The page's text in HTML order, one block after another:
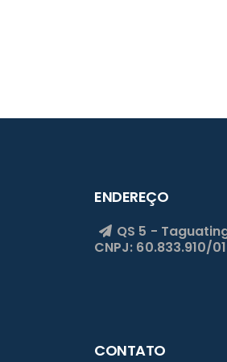
ENDEREÇO
QS 5 -
CNPJ: 60.833.910/
CONTATO